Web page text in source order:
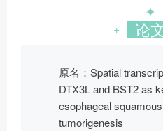
✦
+ 论
原名：Spatial
DTX3L and BST2 as
esophageal
tumorigenesis